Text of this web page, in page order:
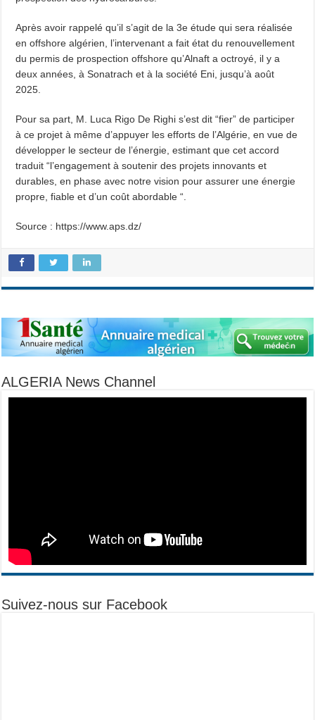
Après avoir rappelé qu’il s’agit de la 3e étude qui sera réalisée
en offshore algérien, l’intervenant a fait état du renouvellement
du permis de prospection offshore qu’Alnaft a octroyé, il y a
deux années, à Sonatrach et à la société Eni, jusqu’à août
2025.
Pour sa part, M. Luca Rigo De Righi s’est dit “fier” de participer
à ce projet à même d’appuyer les efforts de l’Algérie, en vue de
développer le secteur de l’énergie, estimant que cet accord
traduit “l’engagement à soutenir des projets innovants et
durables, en phase avec notre vision pour assurer une énergie
propre, fiable et d’un coût abordable “.
Source : https://www.aps.dz/
ALGERIA News Channel
Suivez-nous sur Facebook